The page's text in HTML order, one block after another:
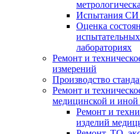
Испытания СИ
Оценка
лабораториях
Ремонт и
измерений
Производство
Ремонт и
медицинской и иной
Ремонт и
изделий